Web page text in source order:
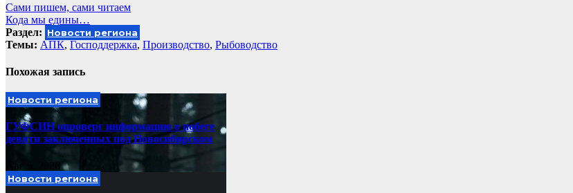
Навигация
по
записям
Сами пишем, сами читаем
Кода мы едины…
Раздел: Новости региона
Темы: АПК, Господдержка, Производство, Рыбоводство
Похожая запись
Новости региона
ГУФСИН опроверг информацию о побеге
девяти заключенных под Новосибирском
Новости региона